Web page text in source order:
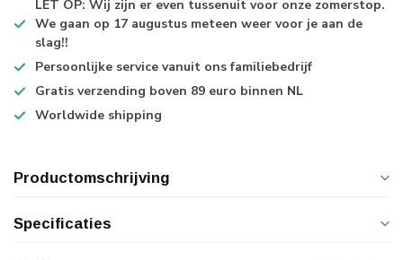
LET OP: Wij zijn er even tussenuit voor onze zomerstop.
We gaan op 17 augustus meteen weer voor je aan de
slag!!
Persoonlijke service vanuit ons familiebedrijf
Gratis verzending boven 89 euro binnen NL
Worldwide shipping
Productomschrijving
Specificaties